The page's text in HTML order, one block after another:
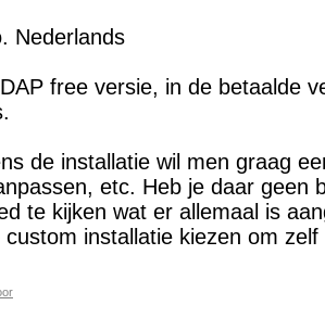
Nederlands
free versie, in de betaalde
de installatie wil men graag
etc. Heb je daar geen
te kijken wat er allemaal is
custom installatie kiezen om